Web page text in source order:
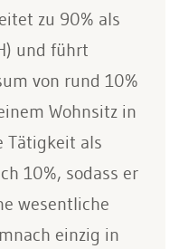
zu 90% als
und führt
von rund 10%
Wohnsitz in
Tätigkeit als
10%, sodass er
wesentliche
einzig in